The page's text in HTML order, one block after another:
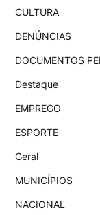
CULTURA
DENÚNCIAS
DOCUMENTOS
Destaque
EMPREGO
ESPORTE
Geral
MUNICÍPIOS
NACIONAL